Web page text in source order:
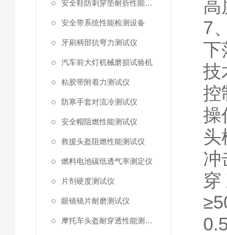
安全鞋防刺穿垫耐折性能测试仪
安全带系统性能检测设备
牙刷柄部抗弯力测试仪
汽车前大灯机械磨损试验机
粘胶带附着力测试仪
防寒手套对流冷测试仪
安全帽阻燃性能测试仪
救援头盔阻燃性能测试仪
燃料电池碳纸透气率测定仪
片剂硬度测试仪
眼镜镜片耐磨测试仪
摩托车头盔耐穿透性能测试仪
高
7
下
技
控
操
头
冲